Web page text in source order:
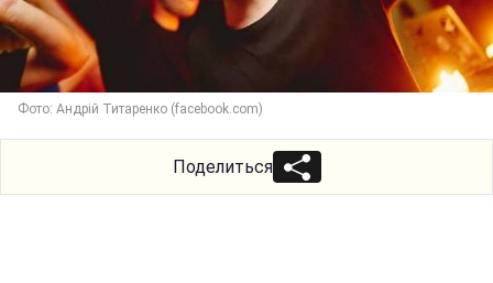
Фото: Андрій Титаренко (facebook.com)
Поделиться